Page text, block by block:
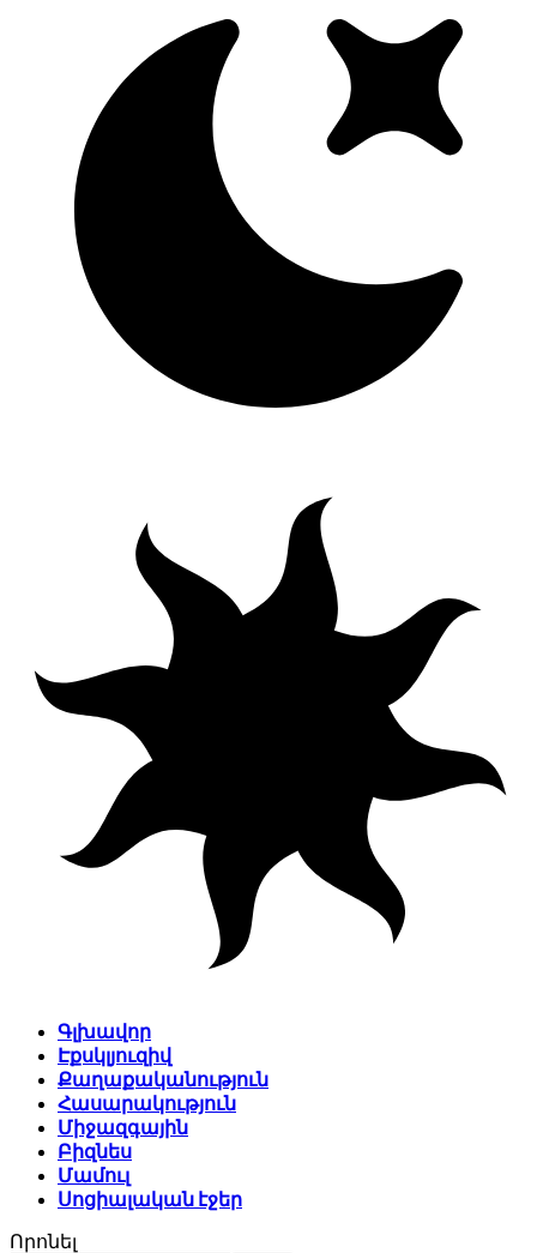
Գլխավոր
Էքսկլյուզիվ
Քաղաքականություն
Հասարակություն
Միջազգային
Բիզնես
Մամուլ
Սոցիալական էջեր
Որոնել